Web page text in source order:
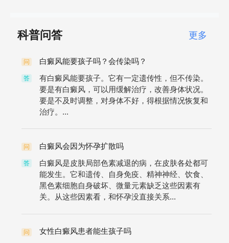
科普问答 更多
问 白癜风能要孩子吗？会传染吗？
答
有白癜风能要孩子。它有一定遗传性，但不传染。
要是有白癜风，可以用缓解治疗，改善身体状况。
要是不及时调整，对身体不好，得根据情况恢复和
治疗。...
问 白癜风会因为怀孕扩散吗
答
白癜风是皮肤局部色素减退的病，在皮肤各处都可
能发生。它和遗传、自身免疫、精神神经、饮食、
黑色素细胞自身破坏、微量元素缺乏这些因素有
关。从这些因素看，和怀孕没直接关系...
问 女性白癜风患者能生孩子吗